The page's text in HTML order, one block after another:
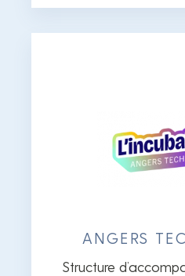
ANGERS
Structure